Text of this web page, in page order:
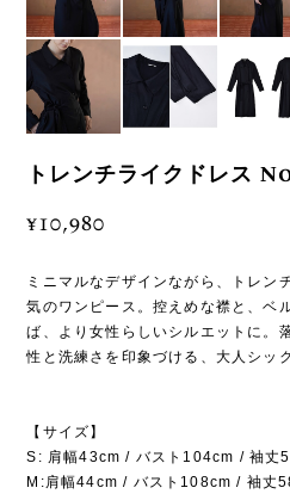
トレンチライクドレス
¥10,980
ミニマルなデザインながら、トレン
気のワンピース。控えめな襟と、ベ
ば、より女性らしいシルエットに。
性と洗練さを印象づける、大人シッ
【サイズ】
S: 肩幅43cm / バスト104cm / 袖丈
M:肩幅44cm / バスト108cm / 袖丈